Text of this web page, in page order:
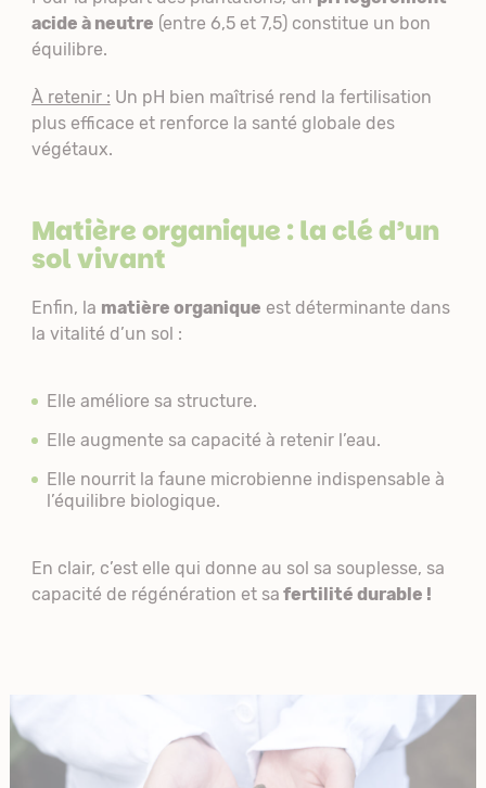
acide à neutre (entre 6,5 et 7,5) constitue un bon
équilibre.
À retenir : Un pH bien maîtrisé rend la fertilisation
plus efficace et renforce la santé globale des
végétaux.
Matière organique : la clé d’un
sol vivant
Enfin, la matière organique est déterminante dans
la vitalité d’un sol :
Elle améliore sa structure.
Elle augmente sa capacité à retenir l’eau.
Elle nourrit la faune microbienne indispensable à
l’équilibre biologique.
En clair, c’est elle qui donne au sol sa souplesse, sa
capacité de régénération et sa fertilité durable !